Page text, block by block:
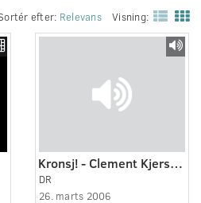
efter: Relevans Visning:
Kronsj! - Clement Kjersgaard.
DR
26. marts 2006